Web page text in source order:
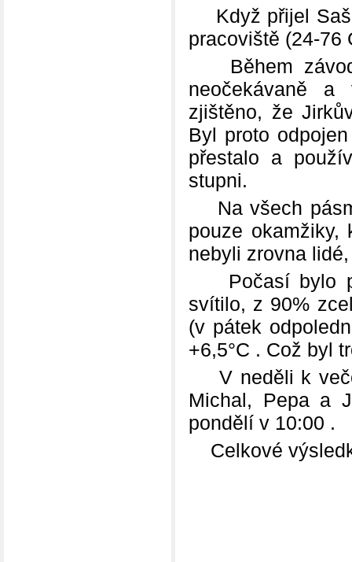
Když přijel
pracoviště (24-76
Během
neočekávaně
zjištěno, že
Byl proto
přestalo a
stupni.
Na všech
pouze
nebyli zrovna
Počasí bylo
svítilo, z 90%
(v pátek
+6,5°C . Což byl
V neděli k
Michal, Pepa a
pondělí v 10:00 .
Celkové